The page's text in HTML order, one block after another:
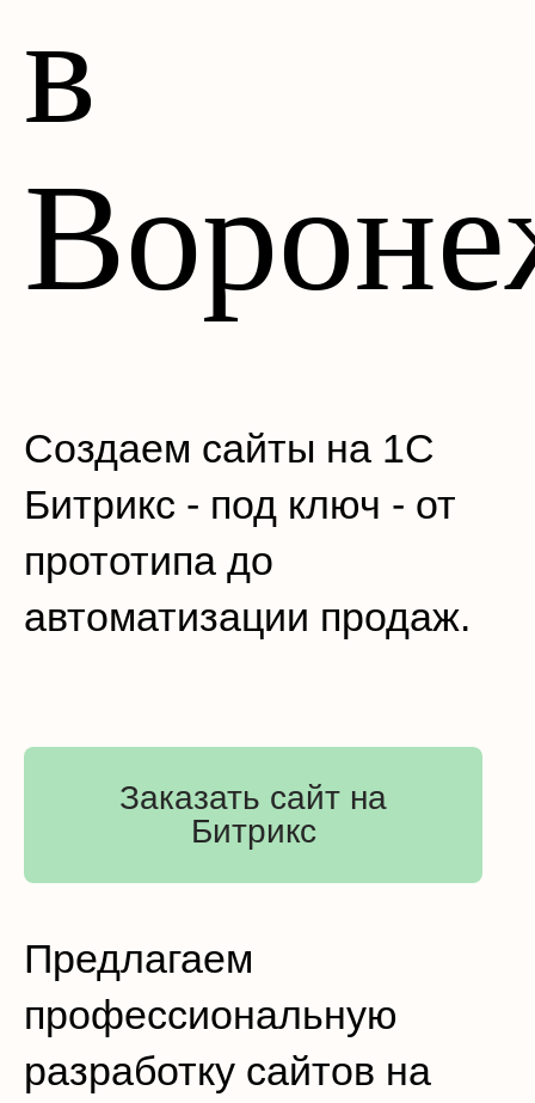
в
Создаем сайты на 1С
Битрикс - под ключ - от
прототипа до
автоматизации продаж.
Заказать сайт на
Битрикс
Предлагаем
профессиональную
разработку сайтов на